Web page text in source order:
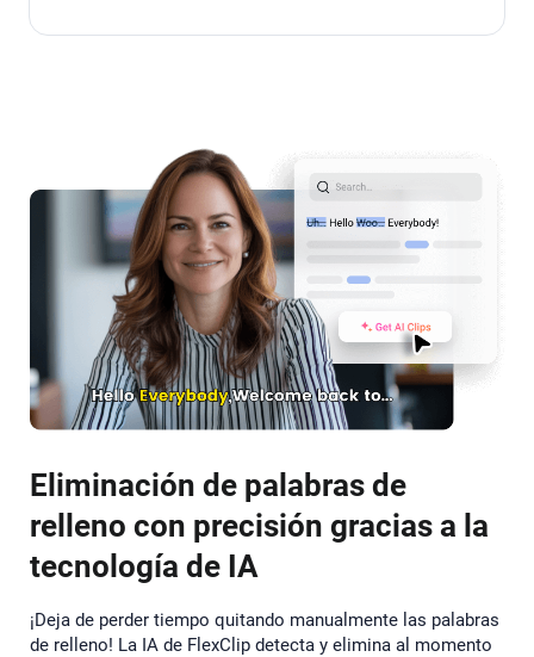
Eliminación de palabras de
relleno con precisión gracias a la
tecnología de IA
¡Deja de perder tiempo quitando manualmente las palabras
de relleno! La IA de FlexClip detecta y elimina al momento